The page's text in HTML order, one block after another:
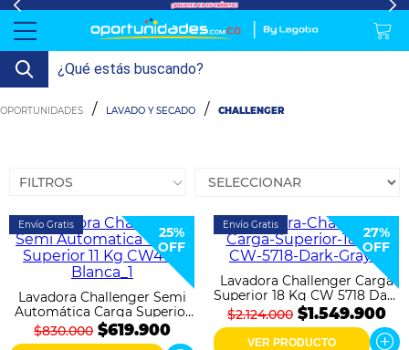
lavado-
Refrigeración
Refrigeración
Comercial
refrigeracion-
Televisión
Televisión
Aire y
Colchones
Cocina
Tecnología
ElectroHogar
Sonido
Combos/a>
Herramientas/a>
Cuidado
Accesorios/a>LAVADO Y SECADO CHALLENGER
FILTROS
Envío Gratis
25%
OFF
Lavadora Challenger Semi
Automática Carga Superior
11 Kg CW4711 Blanca
$830.000 $619.900
Envío Gratis
27%
OFF
Lavadora Challenger Carga
Superior 18 Kg CW 5718 Dark
Gray
$2.124.000 $1.549.900
VER PRODUCTO